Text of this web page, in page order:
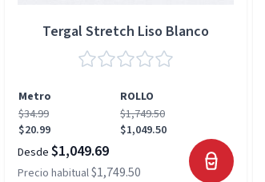
Tergal Stretch Liso Blanco
Metro
ROLLO
$34.99
$20.99
$1,749.50
$1,049.50
Desde $1,049.69
Precio habitual$1,749.50